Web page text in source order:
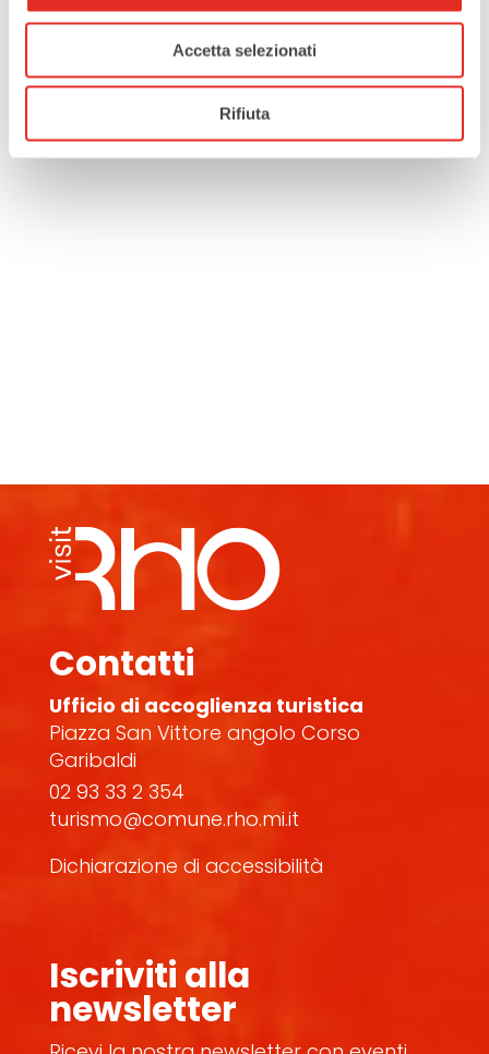
Accetta selezionati
Rifiuta
Contatti
Ufficio di accoglienza turistica
Piazza San Vittore angolo Corso
Garibaldi
02 93 33 2 354
turismo@comune.rho.mi.it
Dichiarazione di accessibilità
Iscriviti alla
newsletter